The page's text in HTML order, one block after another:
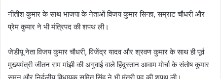
नीतीश कुमार के साथ भाजपा के नेताओं विजय कुमार सिन्हा, सम्राट चौधरी और
प्रेम कुमार ने भी मंत्रिपद की शपथ ली।
जेडीयू नेता विजय कुमार चौधरी, विजेंद्र यादव और श्रवण कुमार के साथ ही पूर्व
मुख्यमंत्री जीतन राम मांझी की अगुवाई वाले हिंदुस्तान आवाम मोर्चा के संतोष कुमार